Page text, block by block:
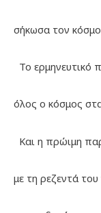
σήκωσα τον
Το ερμηνευτικό
όλος ο κόσμος
Και η πρώιμη
με τη ρεζεντά